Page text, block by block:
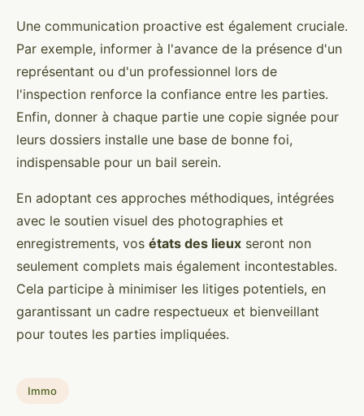
Une communication proactive est également cruciale.
Par exemple, informer à l'avance de la présence d'un
représentant ou d'un professionnel lors de
l'inspection renforce la confiance entre les parties.
Enfin, donner à chaque partie une copie signée pour
leurs dossiers installe une base de bonne foi,
indispensable pour un bail serein.
En adoptant ces approches méthodiques, intégrées
avec le soutien visuel des photographies et
enregistrements, vos états des lieux seront non
seulement complets mais également incontestables.
Cela participe à minimiser les litiges potentiels, en
garantissant un cadre respectueux et bienveillant
pour toutes les parties impliquées.
Immo